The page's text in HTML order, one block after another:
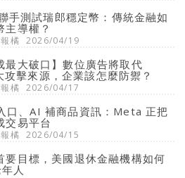
手測試瑞郎穩定幣：傳統金融如
主導權？
橘 2026/04/19
最大破口】數位廣告將取代
擊來源，企業該怎麼防禦？
橘 2026/04/17
口、AI 補商品資訊：Meta 正把
交易平台
橘 2026/04/15
要目標，美國退休金融機構如何
人